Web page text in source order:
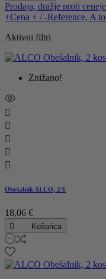
Prodaja, dražje proti ceneje
+Cena + / -Reference, A
Aktivni filtri
Znižano!





Obešalnik ALCO, 2/1
18,06 €
 Košarica